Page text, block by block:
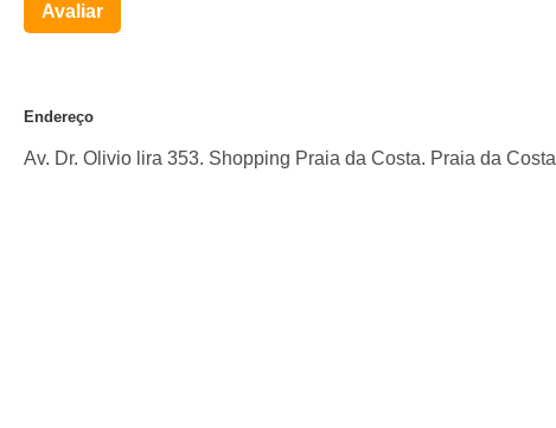
Avaliar
Endereço
Av. Dr. Olivio lira 353. Shopping Praia da Costa. Praia da Costa